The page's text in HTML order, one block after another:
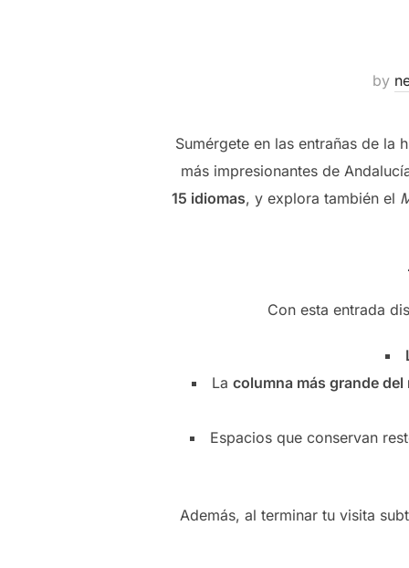
by
Sumérgete en las entrañas de la
más impresionantes de
15 idiomas, y explora también el
Con esta entrada
La columna más grande del
Espacios que conservan
Además, al terminar tu visita